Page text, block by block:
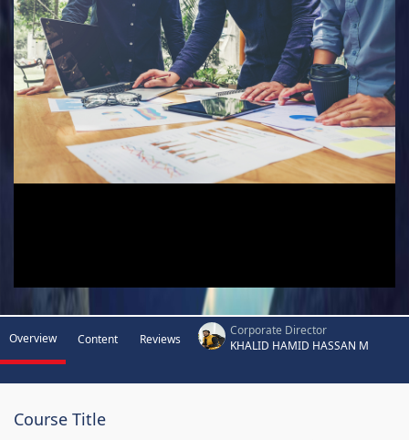
Overview Content Reviews
Corporate Director
KHALID HAMID HASSAN M
Course Title